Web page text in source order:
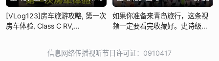
[VLog123]房车旅游攻略, 第一次
房车体验, Class C RV,
如果你准备来青岛旅行，这条视
频一定要看完收藏好。史诗级三
信息网络传播视听节目许可证：0910417